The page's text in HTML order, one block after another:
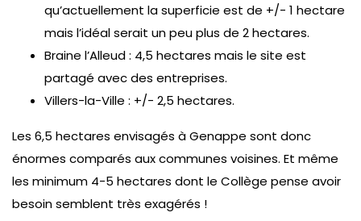
qu’actuellement la superficie est de +/- 1 hectare
mais l’idéal serait un peu plus de 2 hectares.
Braine l’Alleud : 4,5 hectares mais le site est
partagé avec des entreprises.
Villers-la-Ville : +/- 2,5 hectares.
Les 6,5 hectares envisagés à Genappe sont donc
énormes comparés aux communes voisines. Et même
les minimum 4-5 hectares dont le Collège pense avoir
besoin semblent très exagérés !